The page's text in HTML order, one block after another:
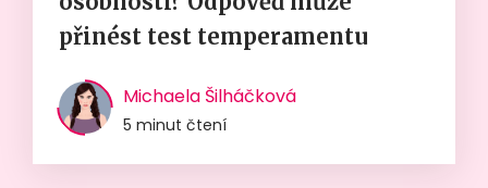
přinést test temperamentu
Michaela Šilháčková
5 minut čtení